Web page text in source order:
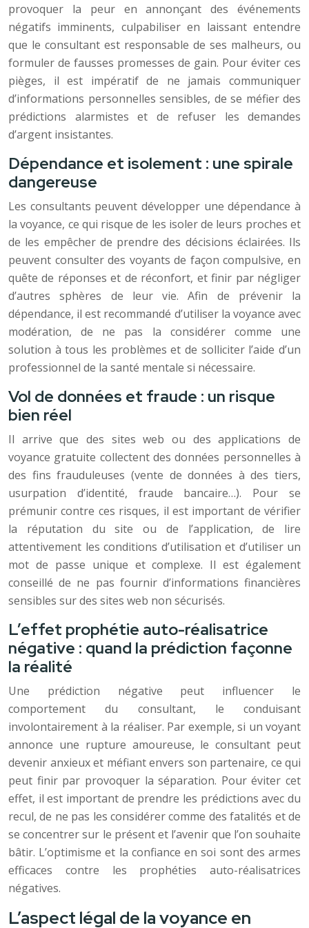
provoquer la peur en annonçant des événements
négatifs imminents, culpabiliser en laissant entendre
que le consultant est responsable de ses malheurs, ou
formuler de fausses promesses de gain. Pour éviter ces
pièges, il est impératif de ne jamais communiquer
d’informations personnelles sensibles, de se méfier des
prédictions alarmistes et de refuser les demandes
d’argent insistantes.
Dépendance et isolement : une spirale
dangereuse
Les consultants peuvent développer une dépendance à
la voyance, ce qui risque de les isoler de leurs proches et
de les empêcher de prendre des décisions éclairées. Ils
peuvent consulter des voyants de façon compulsive, en
quête de réponses et de réconfort, et finir par négliger
d’autres sphères de leur vie. Afin de prévenir la
dépendance, il est recommandé d’utiliser la voyance avec
modération, de ne pas la considérer comme une
solution à tous les problèmes et de solliciter l’aide d’un
professionnel de la santé mentale si nécessaire.
Vol de données et fraude : un risque
bien réel
Il arrive que des sites web ou des applications de
voyance gratuite collectent des données personnelles à
des fins frauduleuses (vente de données à des tiers,
usurpation d’identité, fraude bancaire…). Pour se
prémunir contre ces risques, il est important de vérifier
la réputation du site ou de l’application, de lire
attentivement les conditions d’utilisation et d’utiliser un
mot de passe unique et complexe. Il est également
conseillé de ne pas fournir d’informations financières
sensibles sur des sites web non sécurisés.
L’effet prophétie auto-réalisatrice
négative : quand la prédiction façonne
la réalité
Une prédiction négative peut influencer le
comportement du consultant, le conduisant
involontairement à la réaliser. Par exemple, si un voyant
annonce une rupture amoureuse, le consultant peut
devenir anxieux et méfiant envers son partenaire, ce qui
peut finir par provoquer la séparation. Pour éviter cet
effet, il est important de prendre les prédictions avec du
recul, de ne pas les considérer comme des fatalités et de
se concentrer sur le présent et l’avenir que l’on souhaite
bâtir. L’optimisme et la confiance en soi sont des armes
efficaces contre les prophéties auto-réalisatrices
négatives.
L’aspect légal de la voyance en